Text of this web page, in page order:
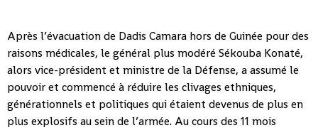
Après l’évacuation de Dadis Camara hors de Guinée pour des
raisons médicales, le général plus modéré Sékouba Konaté,
alors vice-président et ministre de la Défense, a assumé le
pouvoir et commencé à réduire les clivages ethniques,
générationnels et politiques qui étaient devenus de plus en
plus explosifs au sein de l’armée. Au cours des 11 mois